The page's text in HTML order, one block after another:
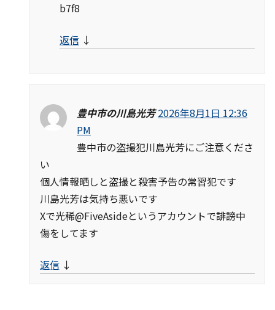
b7f8
返信 ↓
豊中市の川島光芳 2026年8月1日 12:36
PM
豊中市の盗撮犯川島光芳にご注意くださ
い
個人情報晒しと盗撮と殺害予告の常習犯です
川島光芳は気持ち悪いです
Xで光稀@FiveAsideというアカウントで誹謗中
傷をしてます
返信 ↓